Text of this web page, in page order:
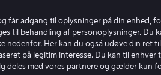
Buscemi
Stemme Filmproducent Gæst
får adgang til oplysninger på din enhed,
til behandling af personoplysninger. Du
nedenfor. Her kan du også udøve din ret
på legitim interesse. Du kan til
deles med vores partnere og gælder kun